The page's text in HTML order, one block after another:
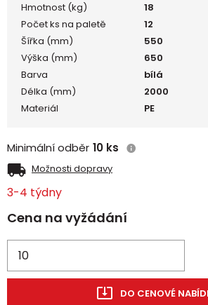
Hmotnost (kg)
18
Počet ks na paletě
12
Šířka (mm)
550
Výška (mm)
650
Barva
bílá
Délka (mm)
2000
Materiál
PE
Minimální odběr 10 ks
Možnosti dopravy
3-4 týdny
Cena na vyžádání
DO CENOVÉ